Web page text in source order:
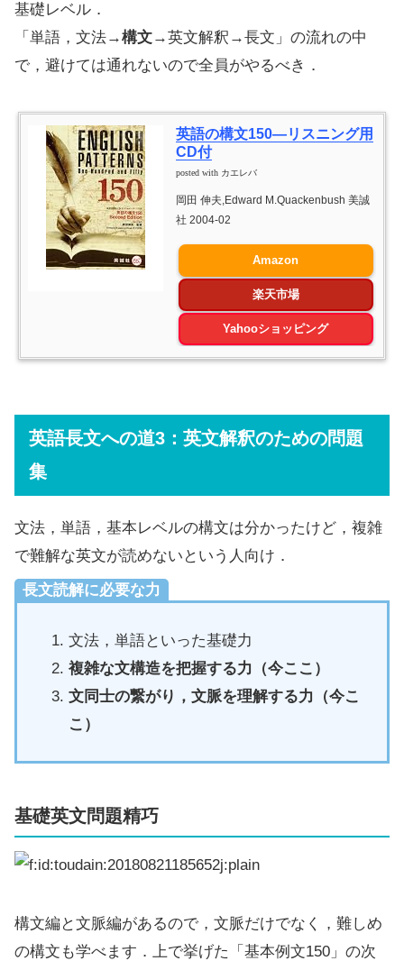
基礎レベル．
「単語，文法→構文→英文解釈→長文」の流れの中
で，避けては通れないので全員がやるべき．
英語の構文150―リスニング用
CD付
posted with カエレバ
岡田 伸夫,Edward M.Quackenbush 美誠
社 2004-02
Amazon
楽天市場
Yahooショッピング
英語長文への道3：英文解釈のための問題
集
文法，単語，基本レベルの構文は分かったけど，複雑
で難解な英文が読めないという人向け．
長文読解に必要な力
文法，単語といった基礎力
複雑な文構造を把握する力（今ここ）
文同士の繋がり，文脈を理解する力（今こ
こ）
基礎英文問題精巧
構文編と文脈編があるので，文脈だけでなく，難しめ
の構文も学べます．上で挙げた「基本例文150」の次